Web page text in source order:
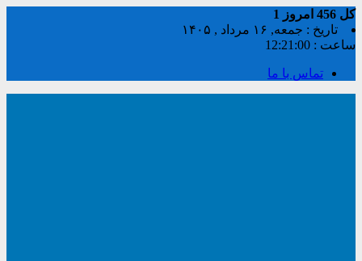
کل امروز
1
تاریخ : جمعه, ۱۶ مرداد , ۱۴۰۵
ساعت : 12:21:00
تماس با ما